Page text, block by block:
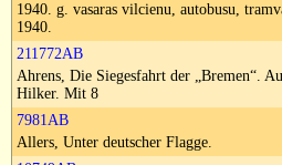
AGB
Widerruf
Datenschutz
Versand&Zahlung
Impressum
1940. g. vasaras vilcienu, autobusu,
1940.
211772AB
Ahrens, Die Siegesfahrt der „Bremen“.
Hilker. Mit 8
7981AB
Allers, Unter deutscher Flagge.